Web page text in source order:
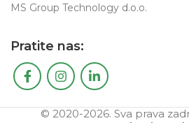
MS Group Technology d.o.o.
Pratite nas:
© 2020-2026. Sva prava